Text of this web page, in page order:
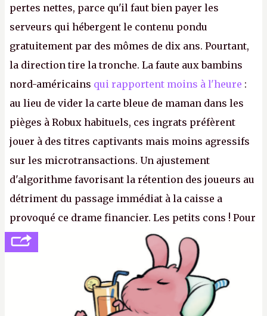
pertes nettes, parce qu'il faut bien payer les
serveurs qui hébergent le contenu pondu
gratuitement par des mômes de dix ans. Pourtant,
la direction tire la tronche. La faute aux bambins
nord-américains qui rapportent moins à l'heure :
au lieu de vider la carte bleue de maman dans les
pièges à Robux habituels, ces ingrats préfèrent
jouer à des titres captivants mais moins agressifs
sur les microtransactions. Un ajustement
d'algorithme favorisant la rétention des joueurs au
détriment du passage immédiat à la caisse a
provoqué ce drame financier. Les petits cons ! Pour
se consoler, le PDG David Baszucki peut compter
sur le déblocage du jeu en Russie et l'explosion des
joueurs majeurs (+32 %). L'avenir appartient donc
aux adultes, qui ne sont jamais que des enfants
avec du pouvoir d'achat.P.